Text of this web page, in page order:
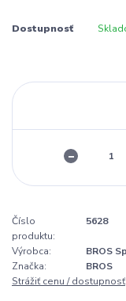
Dostupnosť
Číslo
produktu:
5628
Výrobca:
BROS
Značka:
BROS
Strážiť cenu / dostupnosť